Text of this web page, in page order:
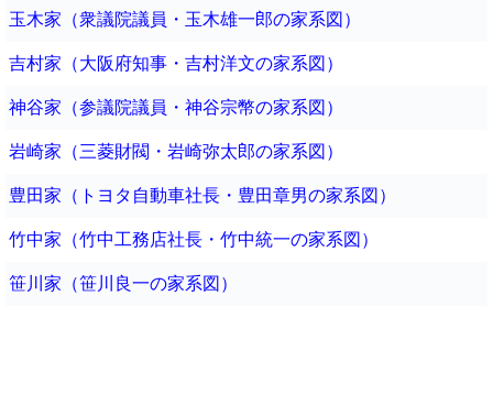
玉木家（衆議院議員・玉木雄一郎の家系図）
吉村家（大阪府知事・吉村洋文の家系図）
神谷家（参議院議員・神谷宗幣の家系図）
岩崎家（三菱財閥・岩崎弥太郎の家系図）
豊田家（トヨタ自動車社長・豊田章男の家系図）
竹中家（竹中工務店社長・竹中統一の家系図）
笹川家（笹川良一の家系図）